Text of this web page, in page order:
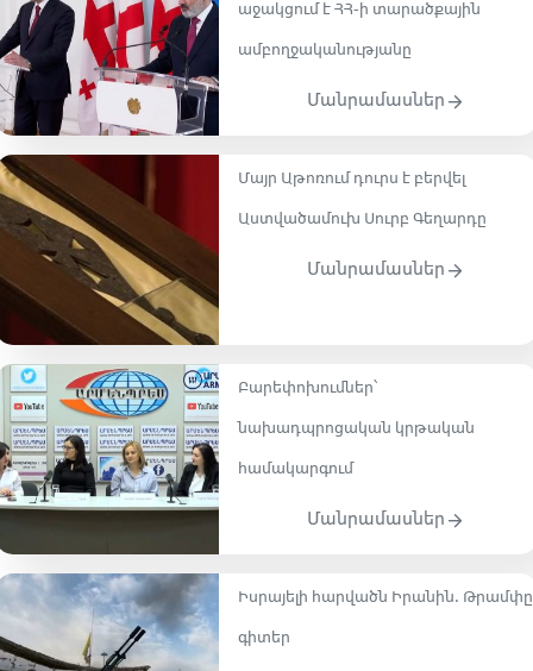
աջակցում է ՀՀ-ի տարածքային
ամբողջականությանը
Մանրամասներ
Մայր Աթոռում դուրս է բերվել
Աստվածամուխ Սուրբ Գեղարդը
Մանրամասներ
Բարեփոխումներ՝
նախադպրոցական կրթական
համակարգում
Մանրամասներ
Իսրայելի հարվածն Իրանին. Թրամփը
գիտեր